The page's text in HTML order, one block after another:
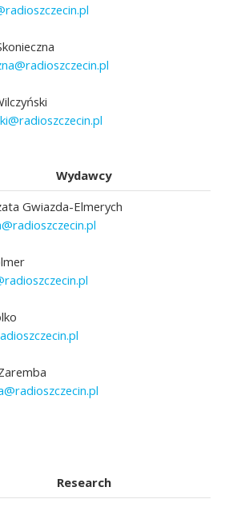
Wydawcy
Gwiazda-Elmerych
Research